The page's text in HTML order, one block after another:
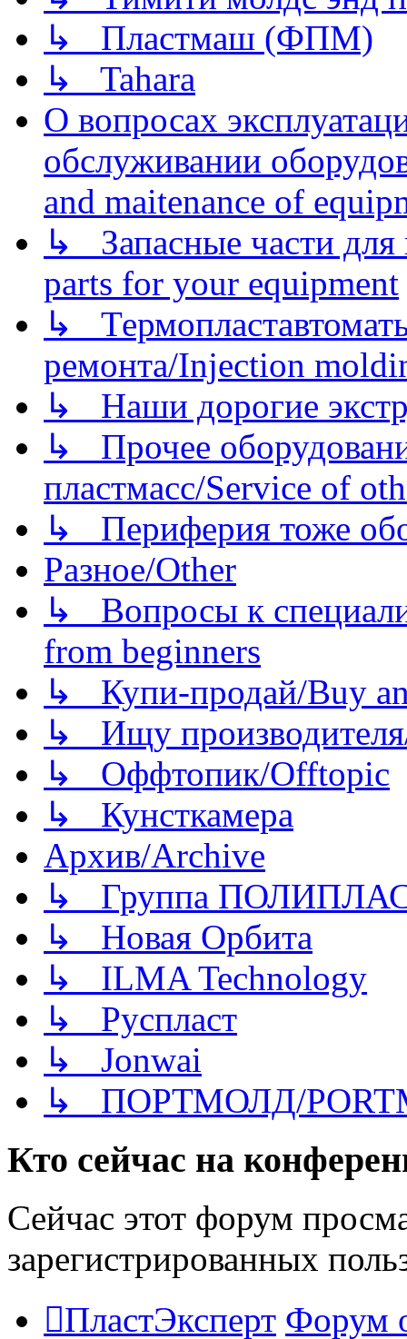
↳ Пластмаш (ФПМ)
↳ Tahara
О вопросах
обслуживании
and maitenance of
↳ Запасные части для
parts for your equipment
↳
ремонта/Injection
↳ Наши дорогие
↳ Прочее
пластмасс/Service of
↳ Периферия тоже
Разное/Other
↳ Вопросы к
from beginners
↳ Купи-продай/Buy
↳ Ищу
↳ Оффтопик/Offtopic
↳ Кунсткамера
Архив/Archive
↳ Группа
↳ Новая Орбита
↳ ILMA Technology
↳ Руспласт
↳ Jonwai
↳ ПОРТМОЛД/
Кто сейчас на
Сейчас этот форум
зарегистрированных
ПластЭксперт Форум